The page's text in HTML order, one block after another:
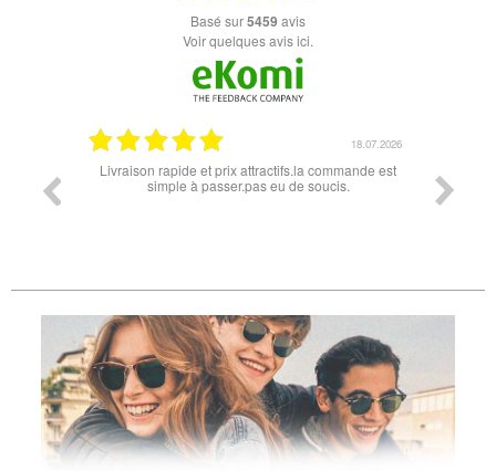
basé sur5459 avis
Voir quelques avis ici.
06.07.2026
Super lunette merci pour les lunettes pour l'éclipse